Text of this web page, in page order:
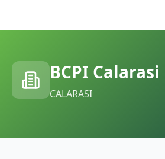
BCPI Calarasi
CALARASI